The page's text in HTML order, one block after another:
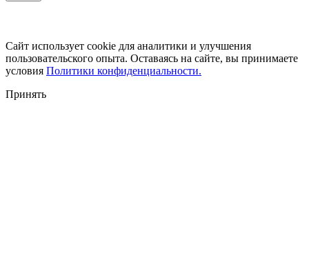
Сайт использует cookie для аналитики и улучшения
пользовательского опыта. Оставаясь на сайте, вы принимаете
условия Политики конфиденциальности.
Принять